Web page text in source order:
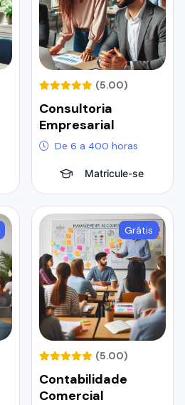
(5.00)
Consultoria
Empresarial
De 6 a 400 horas
Matricule-se
Grátis
(5.00)
Contabilidade
Comercial